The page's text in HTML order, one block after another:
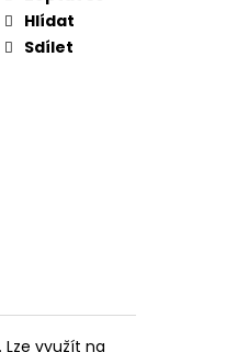
Hlídat
Sdílet
využít na